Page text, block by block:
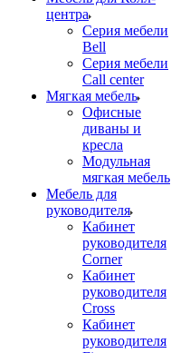
центра
Серия мебели
Bell
Серия мебели
Call center
Мягкая мебель
Офисные
диваны и
кресла
Модульная
мягкая мебель
Мебель для
руководителя
Кабинет
руководителя
Corner
Кабинет
руководителя
Cross
Кабинет
руководителя